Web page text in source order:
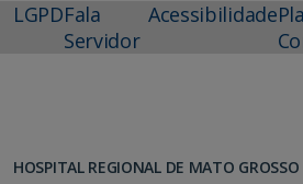
LGPDFala
Servidor
Acessibilidade
HOSPITAL REGIONAL DE MATO